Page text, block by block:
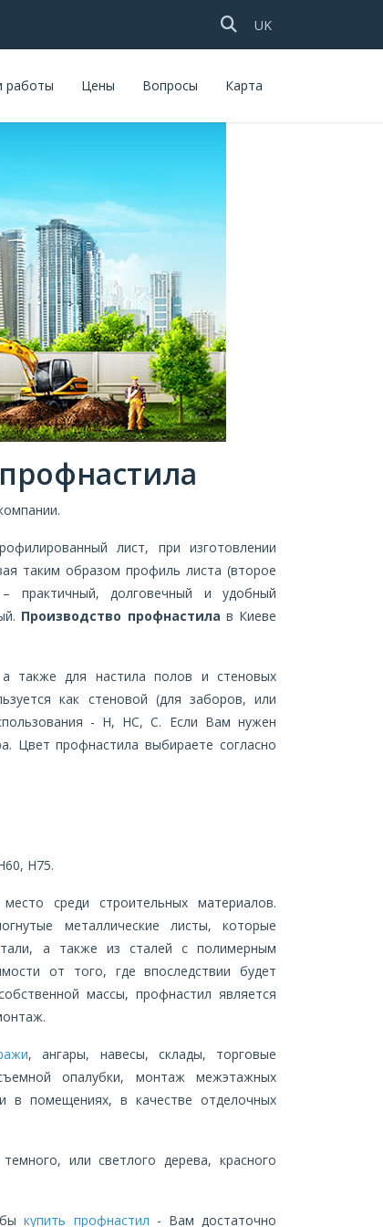
Выберите язык
UK
работы Цены Вопросы Карта
лист, при изготовлении
таким образом профиль листа (второе
практичный, долговечный и удобный
Производство профнастила в Киеве
а также для настила полов и стеновых
как стеновой (для заборов, или
- Н, НС, С. Если Вам нужен
Цвет профнастила выбираете согласно
Н75.
среди строительных материалов.
металлические листы, которые
а также из сталей с полимерным
от того, где впоследствии будет
массы, профнастил является
, ангары, навесы, склады, торговые
опалубки, монтаж межэтажных
в помещениях, в качестве отделочных
или светлого дерева, красного
купить профнастил - Вам достаточно